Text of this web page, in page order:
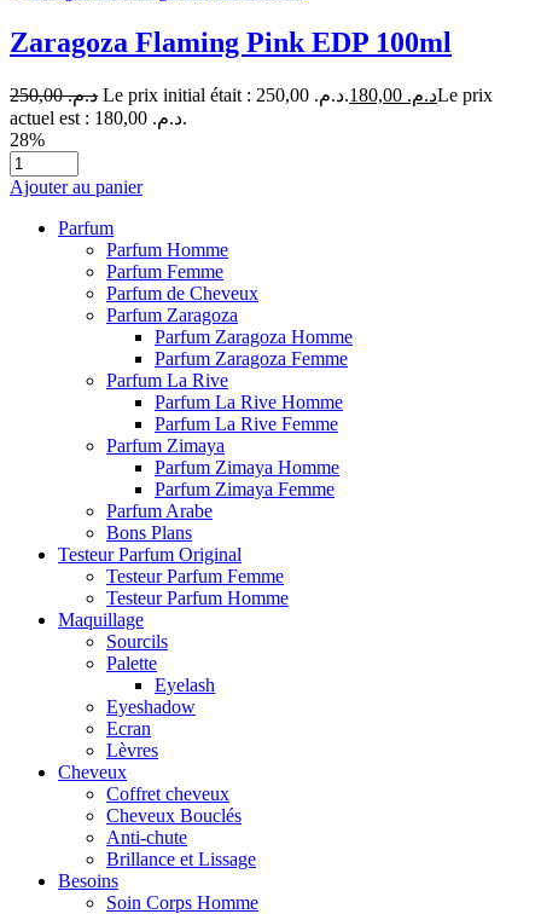
Zaragoza Flaming Pink EDP 100ml
د.م.250,00 Le prix initial était : د.م. 250,00. د.م.Le prix
actuel est : د.م. 180,00.
28%
Ajouter au panier
Parfum
Parfum Homme
Parfum Femme
Parfum de Cheveux
Parfum Zaragoza
Parfum Zaragoza Homme
Parfum Zaragoza Femme
Parfum La Rive
Parfum La Rive Homme
Parfum La Rive Femme
Parfum Zimaya
Parfum Zimaya Homme
Parfum Zimaya Femme
Parfum Arabe
Bons Plans
Testeur Parfum Original
Testeur Parfum Femme
Testeur Parfum Homme
Maquillage
Sourcils
Palette
Eyelash
Eyeshadow
Ecran
Lèvres
Cheveux
Coffret cheveux
Cheveux Bouclés
Anti-chute
Brillance et Lissage
Besoins
Soin Corps Homme